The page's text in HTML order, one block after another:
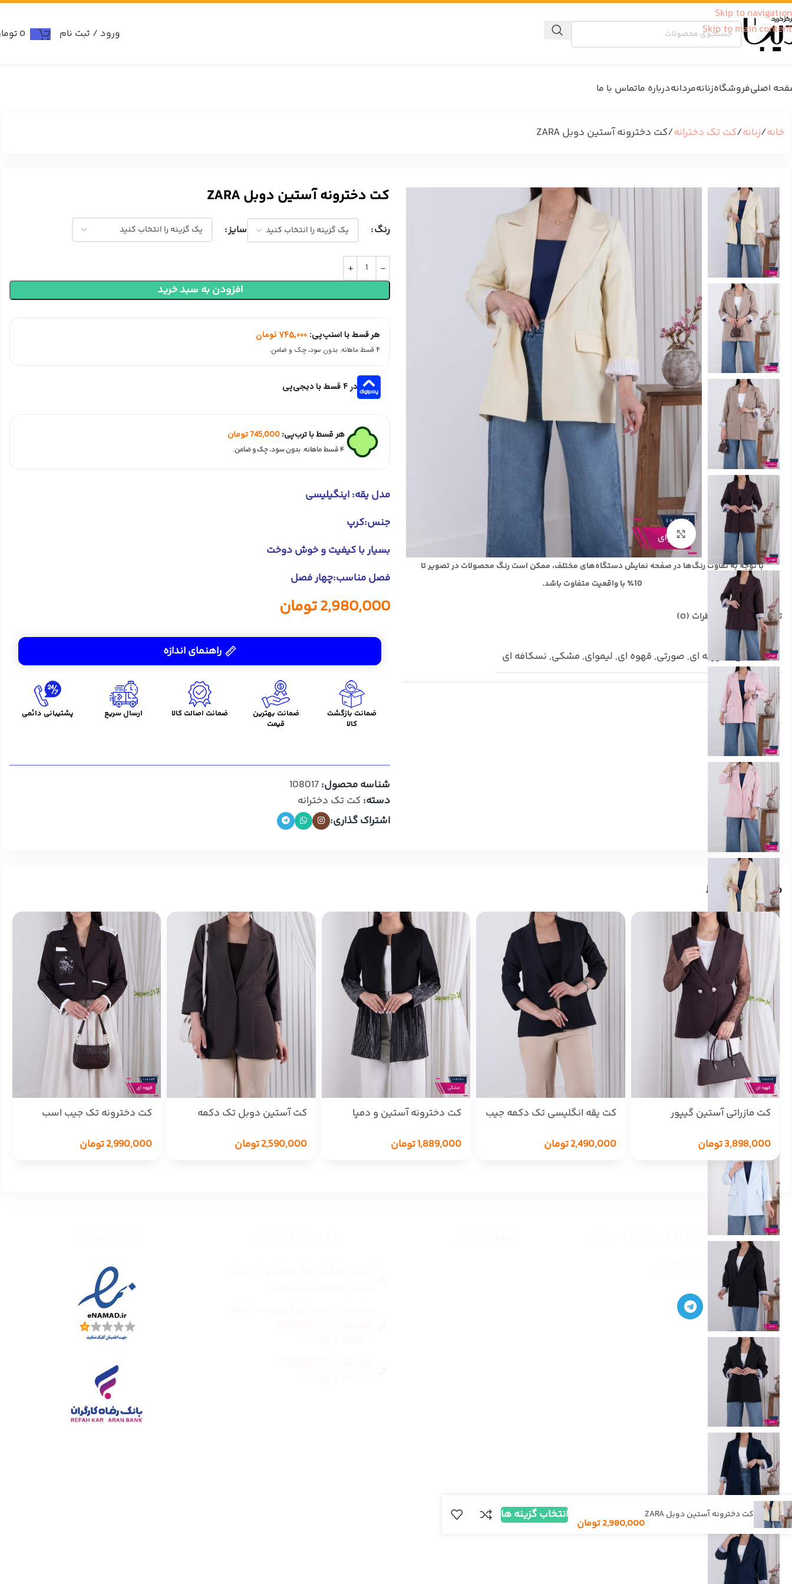
Skip to navigation
Skip to main content
ورود / ثبت نام 0
اصلیفروشگاهزنانهمردانهدرباره ماتماس با ما
خانه زنانه کت تک دخترانه کت دخترونه آستین دوبل ZARA
بزرگنمایی تصویر
با توجه به تفاوت رنگ‌ها در صفحه نمایش دستگاه‌های مختلف، ممکن است رنگ محصولات در تصویر تا
10٪ با واقعیت متفاوت باشد.
توضیحات تکمیلی نظرات (0)
رنگ آبی , سورمه ای, صورتی, قهوه ای, لیموای, مشکی, نسکافه ای
سایز فری
کت دخترونه آستین دوبل ZARA
رنگ سایز
افزودن به سبد خرید
هر قسط با اسنپ‌پی: 745,000 تومان
۴ قسط ماهانه. بدون سود، چک و ضامن.
در ۴ قسط با دیجی‌پی
هر قسط با ترب‌پی:745,000تومان
۴ قسط ماهانه. بدون سود، چک و ضامن.
مدل یقه: اینگیلیسی
جنس:کرپ
بسیار با کیفیت و خوش دوخت
فصل مناسب:چهار فصل
2,980,000تومان
راهنمای اندازه
ضمانت بازگشت
کالا
ضمانت بهترین
قیمت
ضمانت اصالت کالا ارسال سریع پشتیبانی دائمی
شناسه محصول:108017
دسته: کت تک دخترانه
اشتراک گذاری:
محصولات مرتبط
کت مازراتی آستین گیپور
3,898,000تومان
کت یقه انگلیسی تک دکمه جیب
2,490,000تومان
کت دخترونه آستین و دمپا
1,889,000تومان
کت آستین دوبل تک دکمه
2,590,000تومان
کت دخترونه تک جیب اسب
2,990,000تومان
مرکز خرید دیبا را در شبکه های
اجتماعی دنبال کنید
کت دخترونه آستین دوبل ZARA
2,980,000تومان
انتخاب گزینه ها